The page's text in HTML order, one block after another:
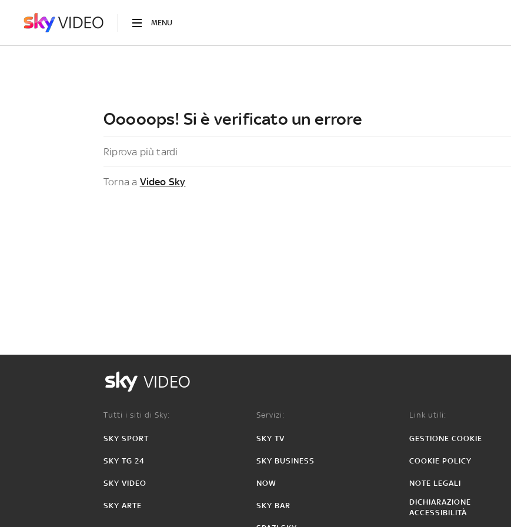
MENU
Ooooops! Si è verificato un errore
Riprova più tardi
Torna a Video Sky
VIDEO
Tutti i siti di Sky:
SKY SPORT
SKY TG 24
SKY VIDEO
SKY ARTE
Servizi:
SKY TV
SKY BUSINESS
NOW
SKY BAR
Link utili:
GESTIONE COOKIE
COOKIE POLICY
NOTE LEGALI
DICHIARAZIONE
ACCESSIBILITÀ